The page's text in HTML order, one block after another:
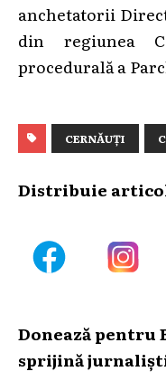
anchetatorii
din regiunea
procedurală a
CERNĂUȚI
Distribuie
Donează pentru
sprijină